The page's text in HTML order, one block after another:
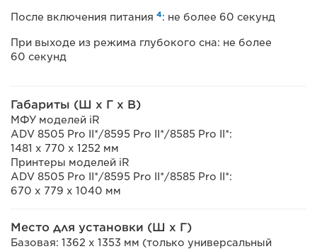
После включения питания 4: не более 60 секунд
При выходе из режима глубокого сна: не более
60 секунд
Габариты (Ш x Г x В)
МФУ моделей iR
ADV 8505 Pro II*/8595 Pro II*/8585 Pro II*:
1481 x 770 x 1252 мм
Принтеры моделей iR
ADV 8505 Pro II*/8595 Pro II*/8585 Pro II*:
670 x 779 x 1040 мм
Место для установки (Ш x Г)
Базовая: 1362 x 1353 мм (только универсальный